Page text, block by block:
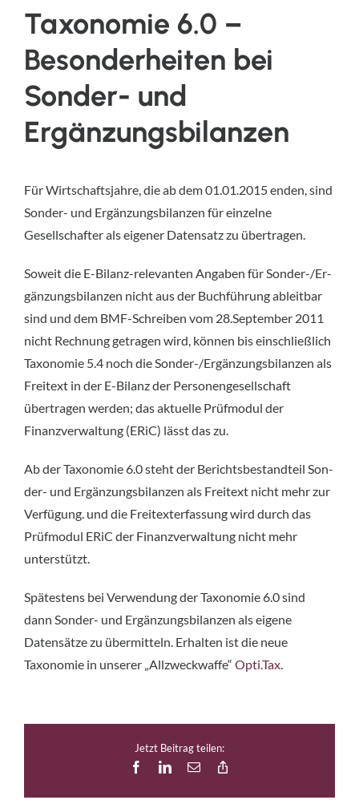
Taxonomie 6.0 –
Besonderheiten bei
Sonder- und
Ergänzungsbilanzen
Für Wirtschaftsjahre, die ab dem 01.01.2015 enden, sind
Sonder- und Ergänzungsbilanzen für einzelne
Gesellschafter als eigener Datensatz zu übertragen.
Soweit die E-Bilanz-relevanten Angaben für Sonder-/Er­
gänzungsbilanzen nicht aus der Buchführung ableitbar
sind und dem BMF-Schreiben vom 28.September 2011
nicht Rechnung getragen wird, können bis einschließlich
Taxo­nomie 5.4 noch die Sonder-/Ergänzungsbilanzen als
Frei­text in der E-Bilanz der Personengesellschaft
übertragen werden; das aktuelle Prüfmodul der
Finanzverwaltung (ERiC) lässt das zu.
Ab der Taxonomie 6.0 steht der Berichtsbestandteil Son­
der- und Ergänzungsbilanzen als Freitext nicht mehr zur
Verfügung. und die Freitexterfassung wird durch das
Prüf­modul ERiC der Finanzverwaltung nicht mehr
unterstützt.
Spätestens bei Verwendung der Taxonomie 6.0 sind
dann Sonder- und Ergänzungsbilanzen als eigene
Datensätze zu übermitteln. Erhalten ist die neue
Taxonomie in unserer „Allzweckwaffe“ Opti.Tax.
Jetzt Beitrag teilen:
FacebookLinkedIn
E-